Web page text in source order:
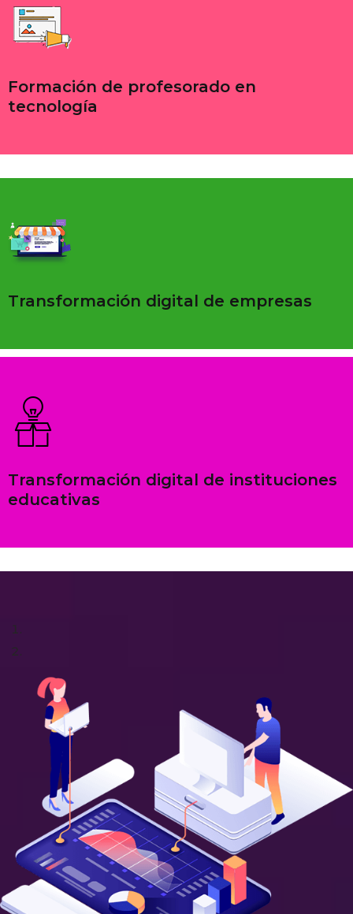
Formación de profesorado en
tecnología
Transformación digital de empresas
Transformación digital de instituciones
educativas